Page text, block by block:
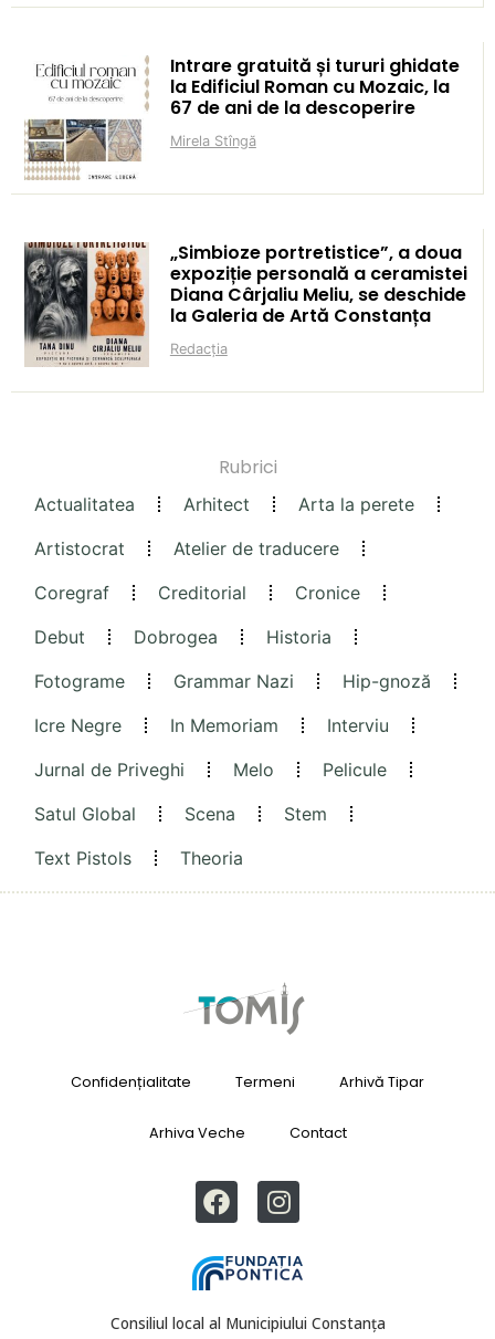
Intrare gratuită și tururi ghidate
la Edificiul Roman cu Mozaic, la
67 de ani de la descoperire
Mirela Stîngă
„Simbioze portretistice”, a doua
expoziție personală a ceramistei
Diana Cârjaliu Meliu, se deschide
la Galeria de Artă Constanța
Redacția
Rubrici
Actualitatea Arhitect
Arta la perete
Artistocrat
Atelier de traducere
Coregraf
Creditorial
Cronice
Debut
Dobrogea
Historia
Fotograme
Grammar Nazi
Hip-gnoză
Icre Negre
In Memoriam
Interviu
Jurnal de Priveghi
Melo
Pelicule
Satul Global
Scena
Stem
Text Pistols
Theoria
Confidențialitate Termeni Arhivă Tipar
Arhiva Veche Contact
Consiliul local al Municipiului Constanța